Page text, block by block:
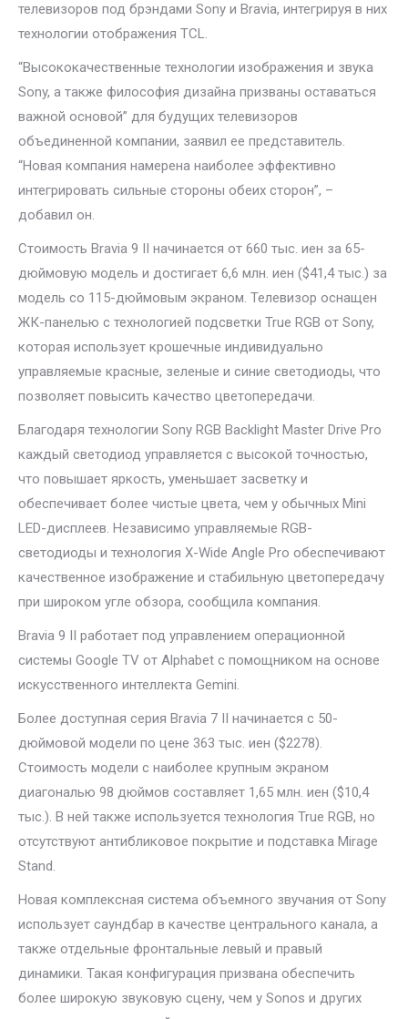
телевизоров под брэндами Sony и Bravia, интегрируя в них
технологии отображения TCL.
“Высококачественные технологии изображения и звука
Sony, а также философия дизайна призваны оставаться
важной основой” для будущих телевизоров
объединенной компании, заявил ее представитель.
“Новая компания намерена наиболее эффективно
интегрировать сильные стороны обеих сторон”, –
добавил он.
Стоимость Bravia 9 II начинается от 660 тыс. иен за 65-
дюймовую модель и достигает 6,6 млн. иен ($41,4 тыс.) за
модель со 115-дюймовым экраном. Телевизор оснащен
ЖК-панелью с технологией подсветки True RGB от Sony,
которая использует крошечные индивидуально
управляемые красные, зеленые и синие светодиоды, что
позволяет повысить качество цветопередачи.
Благодаря технологии Sony RGB Backlight Master Drive Pro
каждый светодиод управляется с высокой точностью,
что повышает яркость, уменьшает засветку и
обеспечивает более чистые цвета, чем у обычных Mini
LED-дисплеев. Независимо управляемые RGB-
светодиоды и технология X-Wide Angle Pro обеспечивают
качественное изображение и стабильную цветопередачу
при широком угле обзора, сообщила компания.
Bravia 9 II работает под управлением операционной
системы Google TV от Alphabet с помощником на основе
искусственного интеллекта Gemini.
Более доступная серия Bravia 7 II начинается с 50-
дюймовой модели по цене 363 тыс. иен ($2278).
Стоимость модели с наиболее крупным экраном
диагональю 98 дюймов составляет 1,65 млн. иен ($10,4
тыс.). В ней также используется технология True RGB, но
отсутствуют антибликовое покрытие и подставка Mirage
Stand.
Новая комплексная система объемного звучания от Sony
использует саундбар в качестве центрального канала, а
также отдельные фронтальные левый и правый
динамики. Такая конфигурация призвана обеспечить
более широкую звуковую сцену, чем у Sonos и других